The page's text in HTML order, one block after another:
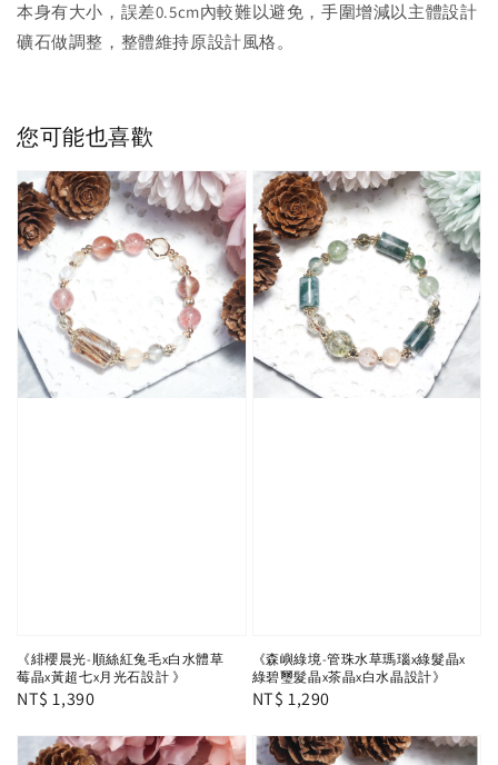
本身有大小，誤差0.5cm內較難以避免，手圍增減以主體設計
礦石做調整，整體維持原設計風格。
您可能也喜歡
《緋櫻晨光-順絲紅兔毛x白水體草
莓晶x黃超七x月光石設計 》
Regular
NT$ 1,390
《森嶼綠境-管珠水草瑪瑙x綠髮晶x
綠碧璽髮晶x茶晶x白水晶設計》
Regular
NT$ 1,290